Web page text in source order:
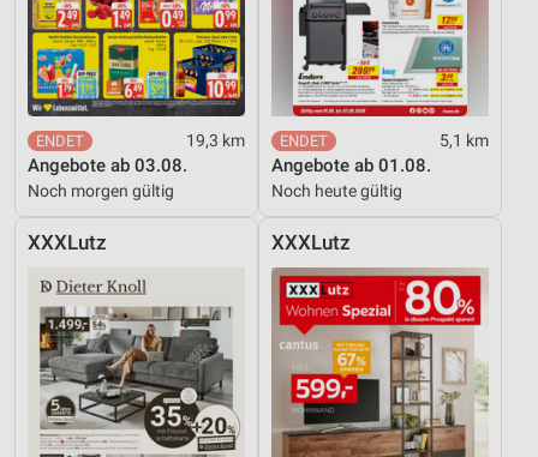
19,3 km
Angebote ab 03.08.
Noch morgen gültig
5,1 km
Angebote ab 01.08.
Noch heute gültig
XXXLutz XXXLutz